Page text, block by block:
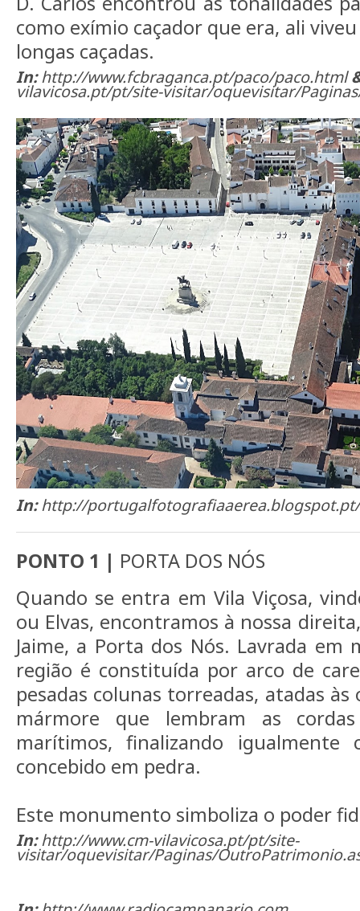
como exímio caçador que era, ali
longas caçadas.
In:http://www.fcbraganca.pt/paco/paco.html
vilavicosa.pt/pt/site-visitar/oquevisitar/
In:http://
PONTO 1 | PORTA DOS NÓS
Quando se entra em Vila Viçosa,
ou Elvas, encontramos à nossa
Jaime, a Porta dos Nós. Lavrada em
região é constituída por arco de
pesadas colunas torreadas, atadas
mármore que lembram as
marítimos, finalizando
concebido em pedra.
Este monumento simboliza o poder
In:http://www.cm-vilavicosa.pt/pt/site-
visitar/oquevisitar/Paginas/